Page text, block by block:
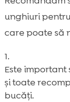
unghiuri
care poate să
Este
și toate
bucăți.